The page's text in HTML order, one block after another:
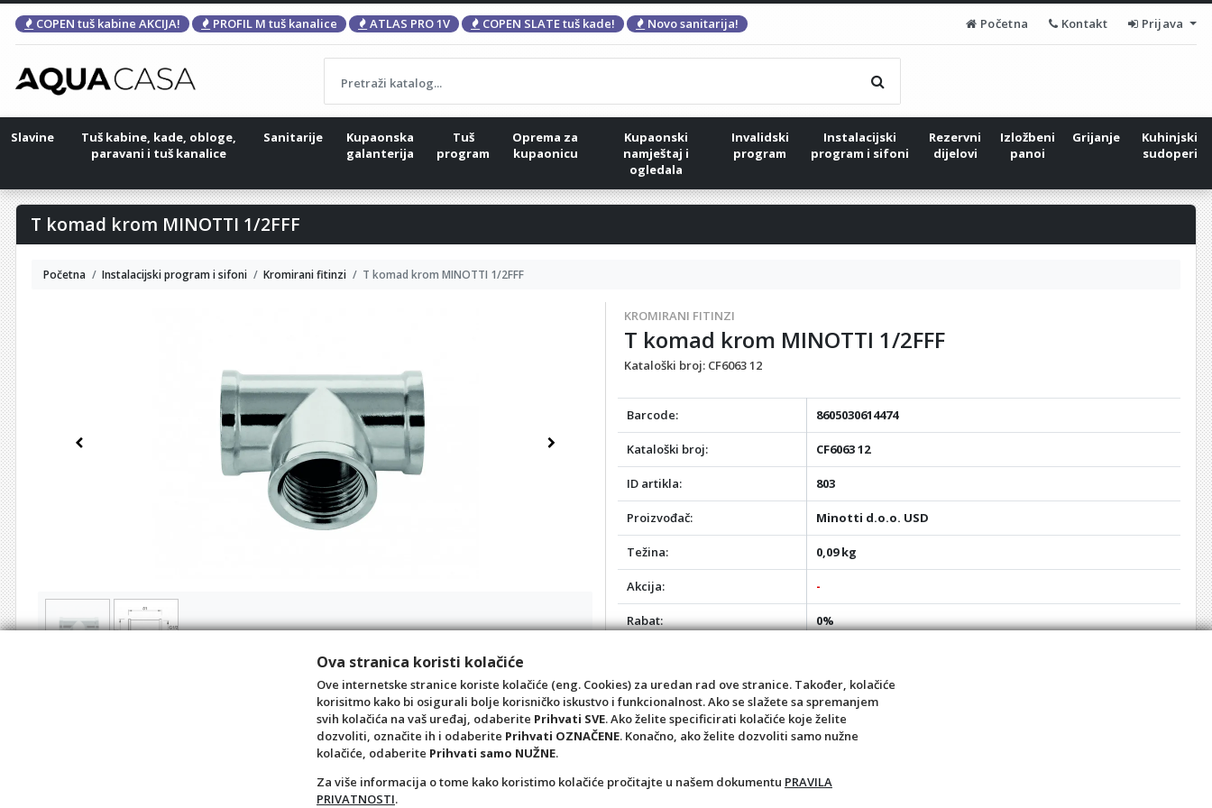
COPEN tuš kabine AKCIJA! PROFIL M tuš kanalice ATLAS PRO 1V COPEN SLATE tuš kade! Novo sanitarija! Početna Kontakt Prijava
Slavine
Tuš kabine, kade, obloge,
paravani i tuš kanalice
Sanitarije
Kupaonska
galanterija
Tuš
program
Oprema za
kupaonicu
Kupaonski
namještaj i
ogledala
Invalidski
program
Instalacijski
program i sifoni
Rezervni
dijelovi
Izložbeni
panoi
Grijanje
Kuhinjski
sudoperi
T komad krom MINOTTI 1/2FFF
Početna Instalacijski program i sifoni Kromirani fitinzi T komad krom MINOTTI 1/2FFF
Previous Next
KROMIRANI FITINZI
T komad krom MINOTTI 1/2FFF
Kataloški broj: CF6063 12
Barcode: 8605030614474
Kataloški broj: CF6063 12
ID artikla: 803
Proizvođač: Minotti d.o.o. USD
Težina: 0,09 kg
Akcija: -
Rabat: 0%
Ženski navoj
Kvalitetna izrada od mesinga
1/2
Ova stranica koristi kolačiće
Ove internetske stranice koriste kolačiće (eng. Cookies) za uredan rad ove stranice. Također, kolačiće
korisitmo kako bi osigurali bolje korisničko iskustvo i funkcionalnost. Ako se slažete sa spremanjem
svih kolačića na vaš uređaj, odaberite Prihvati SVE. Ako želite specificirati kolačiće koje želite
dozvoliti, označite ih i odaberite Prihvati OZNAČENE. Konačno, ako želite dozvoliti samo nužne
kolačiće, odaberite Prihvati samo NUŽNE.
Za više informacija o tome kako koristimo kolačiće pročitajte u našem dokumentu PRAVILA
PRIVATNOSTI.